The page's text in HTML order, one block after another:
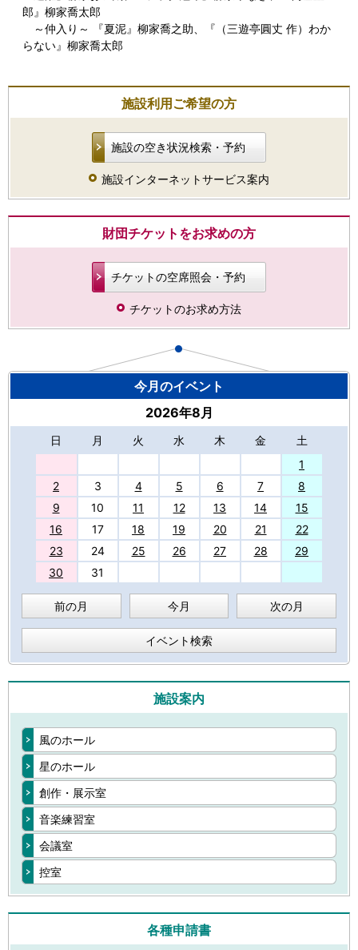
郎』柳家喬太郎
～仲入り～ 『夏泥』柳家喬之助、『（三遊亭圓丈 作）わか
らない』柳家喬太郎
施設利用ご希望の方
施設の空き状況検索・予約
施設インターネットサービス案内
財団チケットをお求めの方
チケットの空席照会・予約
チケットのお求め方法
今月のイベント
2026年8月
日 月 火 水 木 金
土
1
2
3 4 5 6 7
8
9
10 11 12 13 14
15
16
17 18 19 20 21
22
23
24 25 26 27 28
29
30
31
前の月 今月 次の月
イベント検索
施設案内
風のホール
星のホール
創作・展示室
音楽練習室
会議室
控室
各種申請書